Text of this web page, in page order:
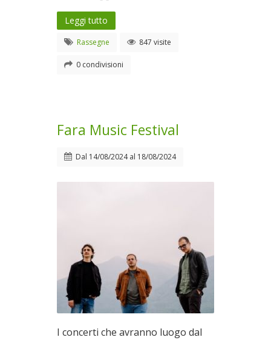
Leggi tutto
Rassegne 847 visite
0 condivisioni
Fara Music Festival
Dal 14/08/2024al 18/08/2024
I concerti che avranno luogo dal